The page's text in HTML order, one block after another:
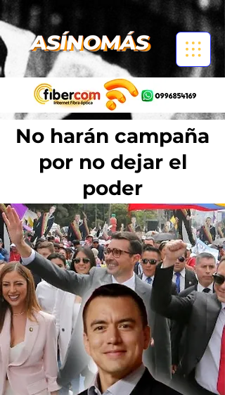
No harán campaña
por no dejar el
poder